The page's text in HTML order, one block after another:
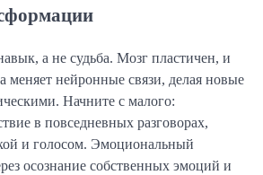
а не судьба. Мозг пластичен, и
меняет нейронные связи, делая новые
Начните с малого:
в повседневных разговорах,
и голосом. Эмоциональный
осознание собственных эмоций и